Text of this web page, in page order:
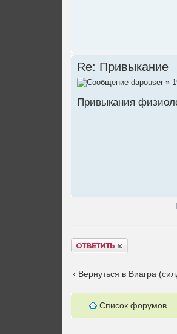
Re: Привыкание
dapouser »
Привыкания
Ответить
Вернуться в Виагра
Список форумов